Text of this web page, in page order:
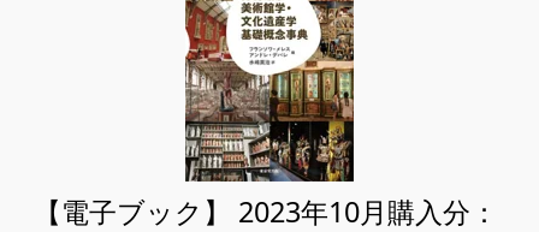
【電子ブック】 2023年10月購入分：